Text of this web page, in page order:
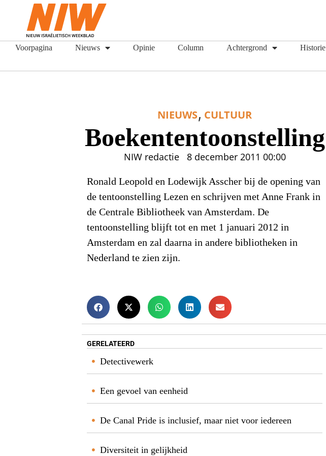
Voorpagina Nieuws Opinie Column Achtergrond Historie
NIEUWS, CULTUUR
Boekententoonstelling
NIW redactie 8 december 2011 00:00
Ronald Leopold en Lodewijk Asscher bij de opening van
de tentoonstelling Lezen en schrijven met Anne Frank in
de Centrale Bibliotheek van Amsterdam. De
tentoonstelling blijft tot en met 1 januari 2012 in
Amsterdam en zal daarna in andere bibliotheken in
Nederland te zien zijn.
GERELATEERD
Detectivewerk
Een gevoel van eenheid
De Canal Pride is inclusief, maar niet voor iedereen
Diversiteit in gelijkheid